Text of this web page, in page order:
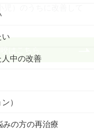
はこちら
中の改善
）
みの方の再治療